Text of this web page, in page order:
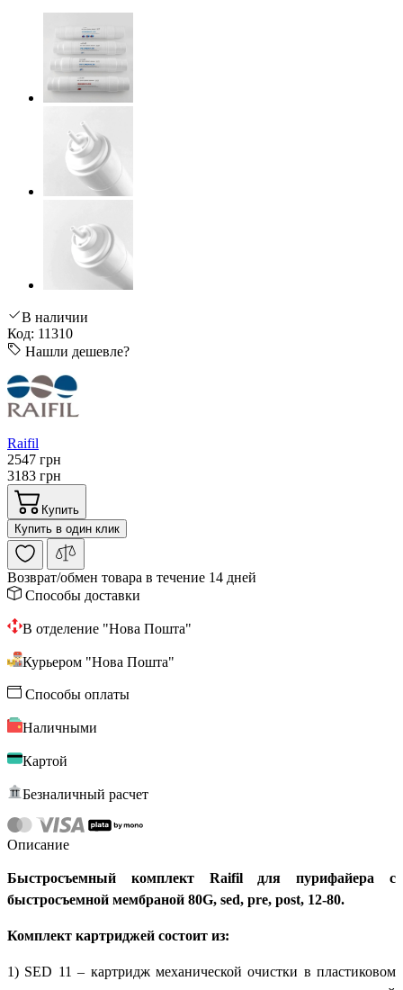
В наличии
Код: 11310
Нашли дешевле?
Raifil
2547 грн
3183 грн
Купить
Купить в один клик
Возврат/обмен товара в течение 14 дней
Способы доставки
В отделение "Нова Пошта"
Курьером "Нова Пошта"
Способы оплаты
Наличными
Картой
Безналичный расчет
Описание
Быстросъемный комплект Raifil для пурифайера с
быстросъемной мембраной 80G, sed, pre, post, 12-80.
Комплект картриджей состоит из:
1) SED 11 – картридж механической очистки в пластиковом